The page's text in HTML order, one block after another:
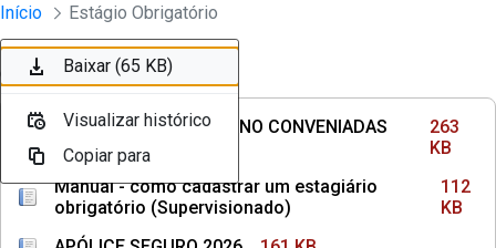
Pular para o Conteúdo principal
Divisão Minima - Escola Superior
Início Estágio Obrigatório
Ordenar Filtro
INSTITUIÇÕES DE ENSINO CONVENIADAS
COM MPPE
263
KB
Manual - como cadastrar um estagiário
obrigatório (Supervisionado)
112
KB
Baixar (263 KB)
Visualizar histórico
Copiar para
Baixar (112 KB)
Visualizar histórico
Copiar para
Baixar (161 KB)
Visualizar histórico
Copiar para
Baixar (86 KB)
Visualizar histórico
Copiar para
Baixar (108 KB)
Visualizar histórico
Copiar para
Baixar (107 KB)
Visualizar histórico
Copiar para
Baixar (65 KB)
Visualizar histórico
Copiar para